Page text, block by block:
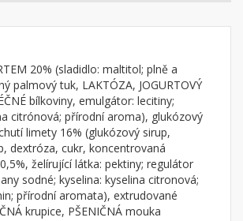
20% (sladidlo: maltitol; plně a
palmový tuk, LAKTÓZA, JOGURTOVÝ
bílkoviny, emulgátor: lecitiny;
citrónová; přírodní aroma), glukózový
limety 16% (glukózový sirup,
dextróza, cukr, koncentrovaná
želírující látka: pektiny; regulátor
sodné; kyselina: kyselina citronová;
přírodní aromata), extrudované
krupice, PŠENIČNÁ mouka